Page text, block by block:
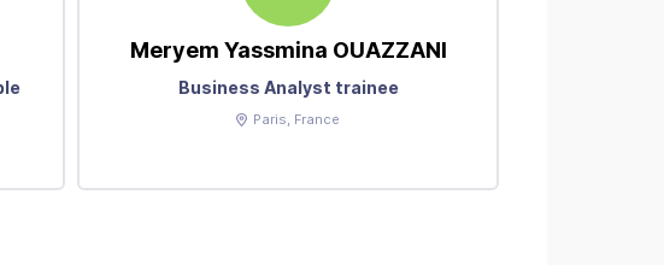
Meryem Yassmina OUAZZANI
Business Analyst trainee
Paris, France